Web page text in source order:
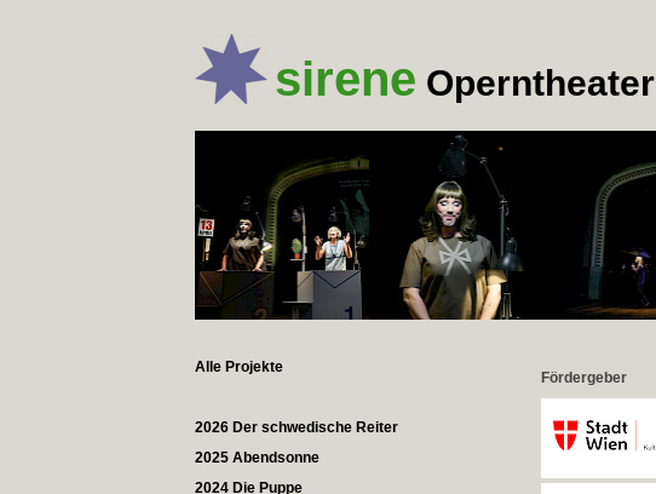
sirene Operntheater
Alle Projekte
2026 Der schwedische Reiter
2025 Abendsonne
2024 Die Puppe
Fördergeber